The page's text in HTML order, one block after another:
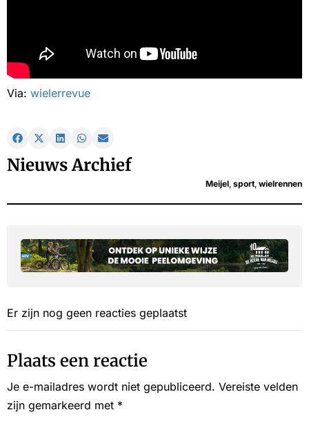
Via: wielerrevue
Nieuws Archief
Meijel sport wielrennen
Er zijn nog geen reacties geplaatst
Plaats een reactie
Je e-mailadres wordt niet gepubliceerd. Vereiste velden
zijn gemarkeerd met *